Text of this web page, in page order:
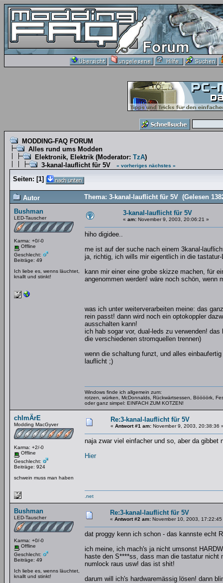
MODDING-FAQ FORUM
Alles rund ums Modden
Elektronik, Elektrik (Moderator: TzA)
3-kanal-lauflicht für 5V
« vorheriges nächstes »
Seiten: [1]
Autor
Thema: 3-kanal-lauflicht für 5V (Gelesen
Bushman
LED-Tauscher
Karma: +0/-0
Offline
Geschlecht:
Beiträge: 49
Ich liebe es, wenns läuchtet,
knallt und stinkt!
3-kanal-lauflicht für 5V
« am: November 9, 2003, 20:06:21 »
hiho digidee..
me ist auf der suche nach einem 3kanal-
ja, richtig, ich wills mir eigentlich in die
kann mir einer eine grobe skizze machen, für
angenommen werden! wäre noch schön, wenn
was ich unter weiterverarbeiten meine: das
rein passt! dann wird noch ein optokoppler
ausschalten kann!
ich hab sogar vor, dual-leds zu verwenden!
die verschiedenen stromquellen trennen)
wenn die schaltung funzt, und alles
lauflicht ;)
Windows finde ich allgemein zum:
rotzen, würken, McDonnalds, Rückwärtsessen, Böööörk,
oder ganz simpel: EINFACH ZUM KOTZEN!
chImÄrE
Modding MacGyver
Karma: +2/-0
Offline
Geschlecht:
Beiträge: 924
schwein muss man haben
Re:3-kanal-lauflicht für 5V
« Antwort #1 am: November 9, 2003, 20:38:36
naja zwar viel einfacher und so, aber da
Hier
.net
Bushman
LED-Tauscher
Karma: +0/-0
Offline
Geschlecht:
Beiträge: 49
Ich liebe es, wenns läuchtet,
knallt und stinkt!
Re:3-kanal-lauflicht für 5V
« Antwort #2 am: November 10, 2003, 17:22:45
dat proggy kenn ich schon - das kannste echt
ich meine, ich mach's ja nicht umsonst
haste den S****ss, dass man die tastatur
numlock raus usw! das ist shit!
darum will ich's hardwaremässig lösen! dann